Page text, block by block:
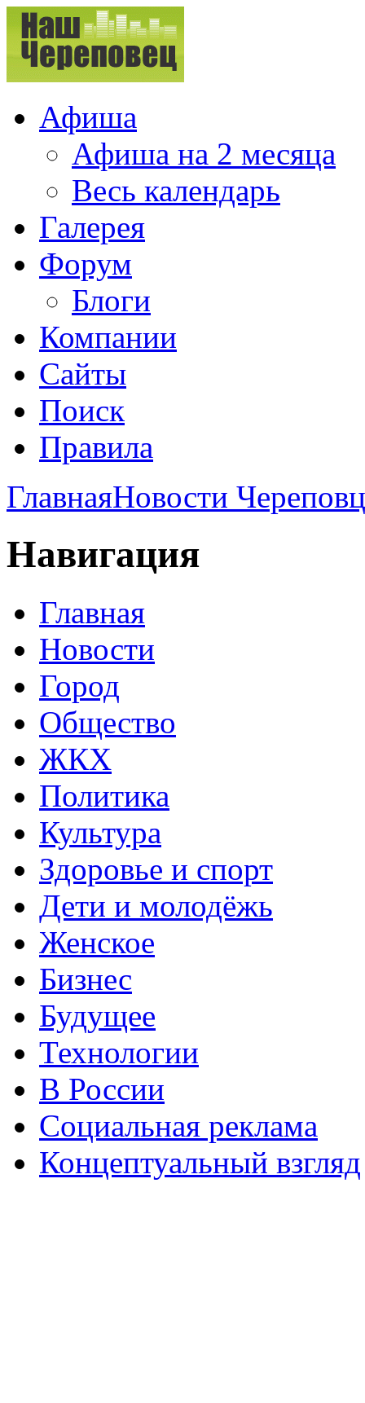
Афиша
Афиша на 2 месяца
Весь календарь
Галерея
Форум
Блоги
Компании
Сайты
Поиск
Правила
ГлавнаяНовости
Навигация
Главная
Новости
Город
Общество
ЖКХ
Политика
Культура
Здоровье и спорт
Дети и молодёжь
Женское
Бизнес
Будущее
Технологии
В России
Социальная реклама
Концептуальный взгляд